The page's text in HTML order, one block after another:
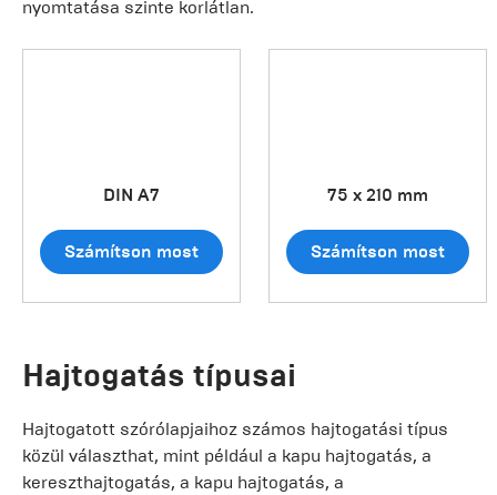
nyomtatása szinte korlátlan.
DIN A7
Számítson most
75 x 210 mm
Számítson most
Hajtogatás típusai
Hajtogatott szórólapjaihoz számos hajtogatási típus
közül választhat, mint például a kapu hajtogatás, a
kereszthajtogatás, a kapu hajtogatás, a